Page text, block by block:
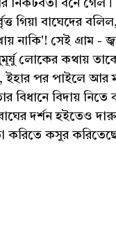
নিকটবর্তী বনে
গিয়া বাঘেদের
নাকি'! সেই গ্রাম -
লোকের কথায়
ইহার পর পাইলে আর
বিদায় নিতে
দর্শন হইতেও
করিতে কসুর